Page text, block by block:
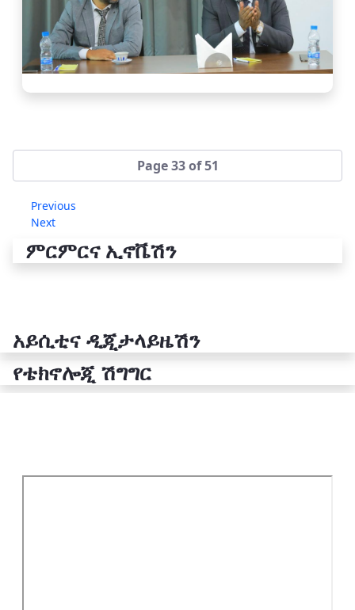
Page 33 of 51
Previous
Next
ምርምርና ኢኖቬሽን
አይሲቲና ዲጂታላይዜሽን
የቴክኖሎጂ ሽግግር